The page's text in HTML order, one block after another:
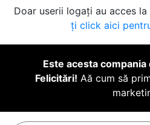
Doar userii logați au acces
ți click aici
Este acesta
Felicitări! Aă cum să